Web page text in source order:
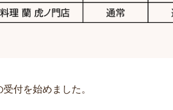
付を始めました。